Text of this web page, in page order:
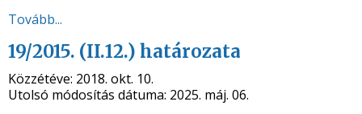
Tovább...
19/2015. (II.12.) határozata
Közzétéve: 2018. okt. 10.
Utolsó módosítás dátuma: 2025. máj. 06.